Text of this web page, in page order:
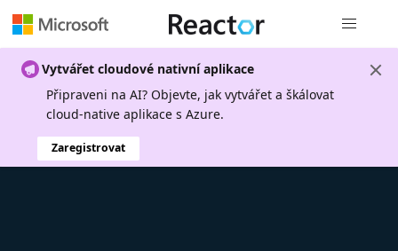
Vytvářet cloudové nativní aplikace
Připraveni na AI? Objevte, jak vytvářet a škálovat
cloud-native aplikace s Azure.
Zaregistrovat